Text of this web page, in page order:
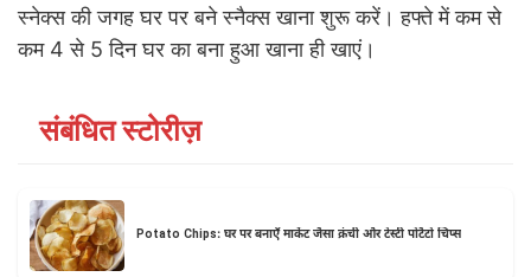
स्नेक्स की जगह घर पर बने स्नैक्स खाना शुरू करें। हफ्ते में कम से
कम 4 से 5 दिन घर का बना हुआ खाना ही खाएं।
संबंधित स्टोरीज़
Potato Chips: घर पर बनाएँ मार्केट जैसा क्रंची और टेस्टी पोटैटो चिप्स